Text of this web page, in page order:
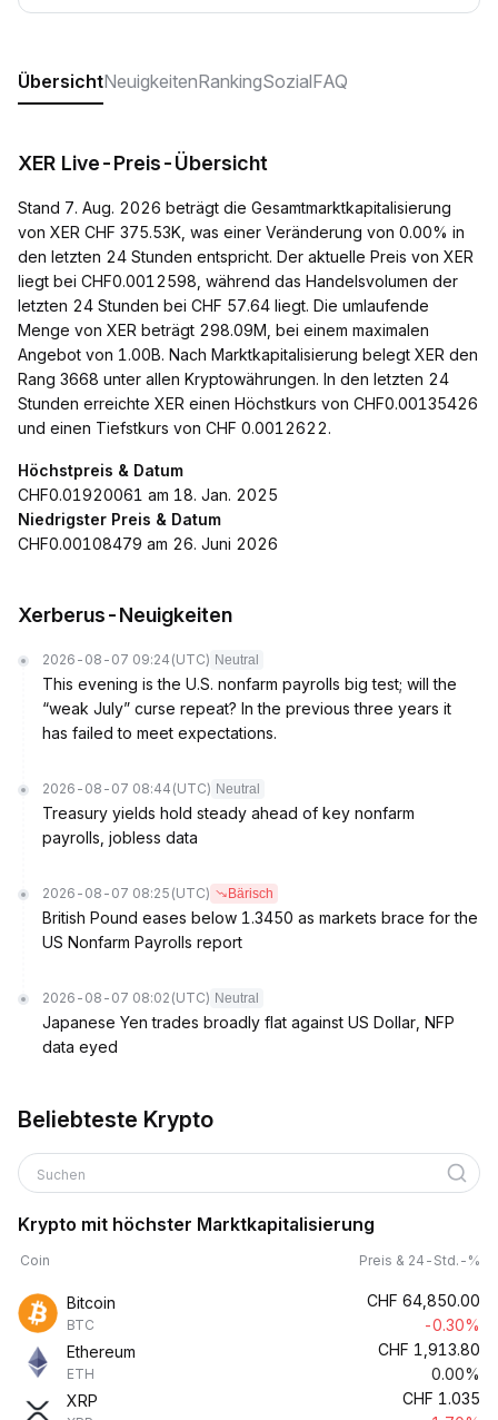
ÜbersichtNeuigkeitenRankingSozialFAQ
XER Live-Preis-Übersicht
Stand 7. Aug. 2026 beträgt die Gesamtmarktkapitalisierung
von XER CHF 375.53K, was einer Veränderung von 0.00% in
den letzten 24 Stunden entspricht. Der aktuelle Preis von XER
liegt bei CHF0.0012598, während das Handelsvolumen der
letzten 24 Stunden bei CHF 57.64 liegt. Die umlaufende
Menge von XER beträgt 298.09M, bei einem maximalen
Angebot von 1.00B. Nach Marktkapitalisierung belegt XER den
Rang 3668 unter allen Kryptowährungen. In den letzten 24
Stunden erreichte XER einen Höchstkurs von CHF0.00135426
und einen Tiefstkurs von CHF 0.0012622.
Höchstpreis & Datum
CHF0.01920061 am 18. Jan. 2025
Niedrigster Preis & Datum
CHF0.00108479 am 26. Juni 2026
Xerberus-Neuigkeiten
2026-08-07 09:24 (UTC) Neutral
This evening is the U.S. nonfarm payrolls big test; will the
“weak July” curse repeat? In the previous three years it
has failed to meet expectations.
2026-08-07 08:44 (UTC) Neutral
Treasury yields hold steady ahead of key nonfarm
payrolls, jobless data
2026-08-07 08:25 (UTC) Bärisch
British Pound eases below 1.3450 as markets brace for the
US Nonfarm Payrolls report
2026-08-07 08:02 (UTC) Neutral
Japanese Yen trades broadly flat against US Dollar, NFP
data eyed
Beliebteste Krypto
Suchen
Krypto mit höchster Marktkapitalisierung
Coin Preis & 24-Std.-%
Bitcoin
BTC
CHF 64,850.00
-0.30%
Ethereum
ETH
CHF 1,913.80
0.00%
XRP
CHF 1.035